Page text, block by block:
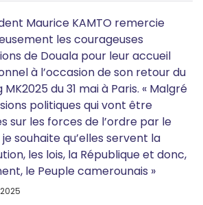
Maurice KAMTO remercie
les courageuses
de Douala pour leur accueil
à l’occasion de son retour du
du 31 mai à Paris. « Malgré
politiques qui vont être
sur les forces de l’ordre par le
souhaite qu’elles servent la
les lois, la République et donc,
le Peuple camerounais »